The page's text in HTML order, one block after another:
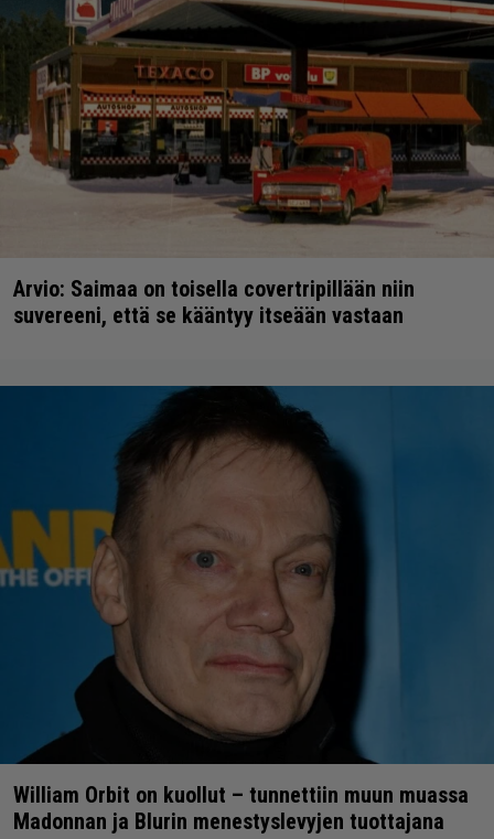
Arvio: Saimaa on toisella covertripillään niin
suvereeni, että se kääntyy itseään vastaan
William Orbit on kuollut – tunnettiin muun muassa
Madonnan ja Blurin menestyslevyjen tuottajana